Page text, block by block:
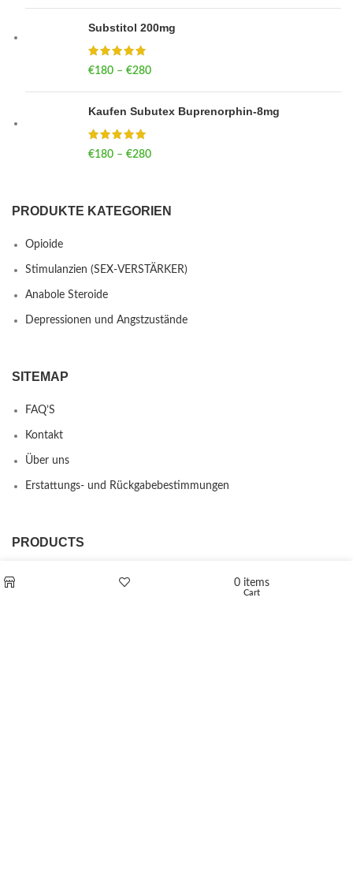
Substitol 200mg
€180 – €280
Kaufen Subutex Buprenorphin-8mg
€180 – €280
PRODUKTE KATEGORIEN
Opioide
Stimulanzien (SEX-VERSTÄRKER)
Anabole Steroide
Depressionen und Angstzustände
SITEMAP
FAQ’S
Kontakt
Über uns
Erstattungs- und Rückgabebestimmungen
PRODUCTS
0 items
Cart